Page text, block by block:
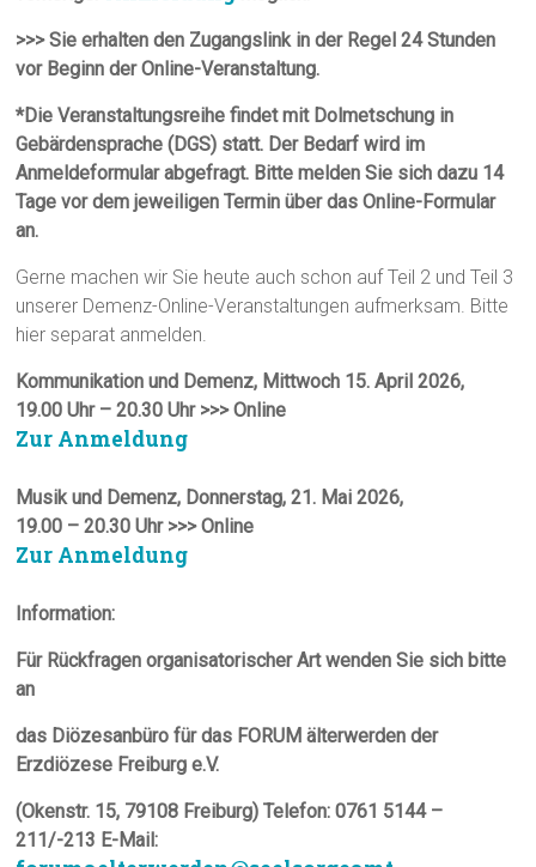
>>> Sie erhalten den Zugangslink in der Regel 24 Stunden
vor Beginn der Online-Veranstaltung.
*Die Veranstaltungsreihe findet mit Dolmetschung in
Gebärdensprache (DGS) statt. Der Bedarf wird im
Anmeldeformular abgefragt. Bitte melden Sie sich dazu 14
Tage vor dem jeweiligen Termin über das Online-Formular
an.
Gerne machen wir Sie heute auch schon auf Teil 2 und Teil 3
unserer Demenz-Online-Veranstaltungen aufmerksam. Bitte
hier separat anmelden.
Kommunikation und Demenz, Mittwoch 15. April 2026,
19.00 Uhr – 20.30 Uhr >>> Online
Zur Anmeldung
Musik und Demenz, Donnerstag, 21. Mai 2026,
19.00 – 20.30 Uhr >>> Online
Zur Anmeldung
Information:
Für Rückfragen organisatorischer Art wenden Sie sich bitte
an
das Diözesanbüro für das FORUM älterwerden der
Erzdiözese Freiburg e.V.
(Okenstr. 15, 79108 Freiburg) Telefon: 0761 5144 –
211/-213 E-Mail: